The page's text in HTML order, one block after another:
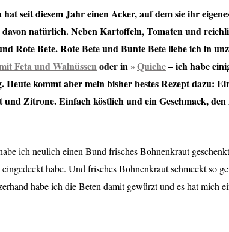
seit diesem Jahr einen Acker, auf dem sie ihr
natürlich. Neben Kartoffeln, Tomaten und
Rote Bete. Rote Bete und Bunte Bete liebe ich in
Feta und Walnüssenoder in Quiche– ich habe
Heute kommt aber mein bisher bestes Rezept dazu:
Zitrone. Einfach köstlich und ein Geschmack,
ich neulich einen Bund frisches Bohnenkraut
habe. Und frisches Bohnenkraut schmeckt so
habe ich die Beten damit gewürzt und es hat mich